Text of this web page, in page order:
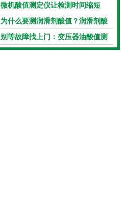
统手动滴定法？
微机酸值测定仪让检测时间缩短
50%
为什么要测润滑剂酸值？润滑剂酸
值测定法告诉你答案
别等故障找上门：变压器油酸值测
试仪的预警功能